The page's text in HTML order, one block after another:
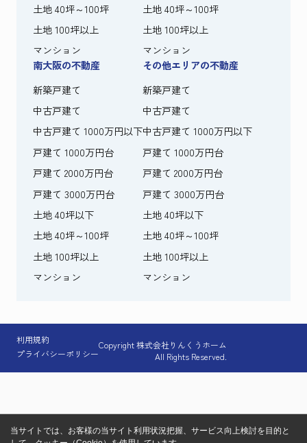
土地 40坪～100坪
土地 100坪以上
マンション
土地 40坪～100坪
土地 100坪以上
マンション
南大阪の不動産
新築戸建て
中古戸建て
中古戸建て 1000万円以下
戸建て 1000万円台
戸建て 2000万円台
戸建て 3000万円台
土地 40坪以下
土地 40坪～100坪
土地 100坪以上
マンション
その他エリアの不動産
新築戸建て
中古戸建て
中古戸建て 1000万円以下
戸建て 1000万円台
戸建て 2000万円台
戸建て 3000万円台
土地 40坪以下
土地 40坪～100坪
土地 100坪以上
マンション
利用規約
プライバシーポリシー
Copyright 株式会社りんくうホーム
All Rights Reserved.
当サイトでは、お客様の当サイト利用状況把握、サービス向上検討を目的と